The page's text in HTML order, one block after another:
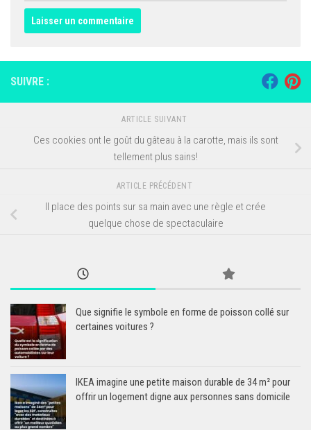
SUIVRE :
ARTICLE SUIVANT
Ces cookies ont le goût du gâteau à la carotte, mais ils sont
tellement plus sains!
ARTICLE PRÉCÉDENT
Il place des points sur sa main avec une règle et crée
quelque chose de spectaculaire
Que signifie le symbole en forme de poisson collé sur
certaines voitures ?
IKEA imagine une petite maison durable de 34 m² pour
offrir un logement digne aux personnes sans domicile